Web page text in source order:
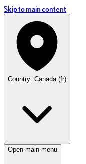
Skip to main content
Country: Canada (fr)
Open main menu